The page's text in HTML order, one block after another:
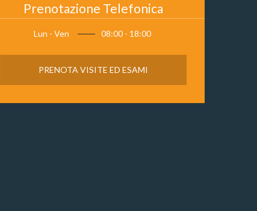
Prenotazione Telefonica
Lun - Ven 08:00 - 18:00
PRENOTA VISITE ED ESAMI